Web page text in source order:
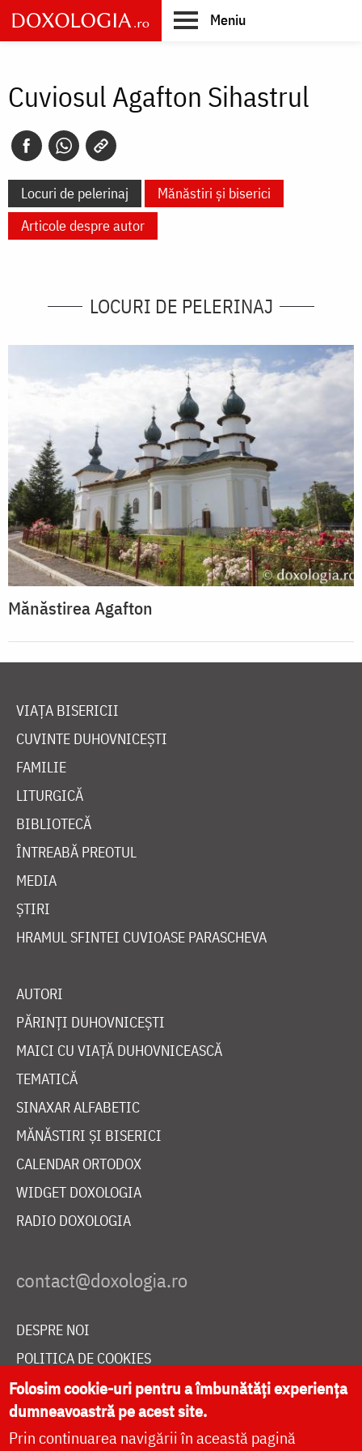
Skip
to
main
Meniu
Cuviosul Agafton Sihastrul
Locuri de pelerinaj
Mănăstiri și biserici
Articole despre autor
LOCURI DE PELERINAJ
Mănăstirea Agafton
VIAȚA BISERICII
CUVINTE DUHOVNICEȘTI
FAMILIE
LITURGICĂ
BIBLIOTECĂ
ÎNTREABĂ PREOTUL
MEDIA
ȘTIRI
HRAMUL SFINTEI CUVIOASE PARASCHEVA
AUTORI
PĂRINȚI DUHOVNICEȘTI
MAICI CU VIAȚĂ DUHOVNICEASCĂ
TEMATICĂ
SINAXAR ALFABETIC
MĂNĂSTIRI ȘI BISERICI
CALENDAR ORTODOX
WIDGET DOXOLOGIA
RADIO DOXOLOGIA
DESPRE NOI
POLITICA DE COOKIES
DONEAZĂ ONLINE PENTRU CATEDRALA NAȚIONALĂ
Folosim cookie-uri pentru a îmbunătăți experiența
dumneavoastră pe acest site.
Prin continuarea navigării în această pagină